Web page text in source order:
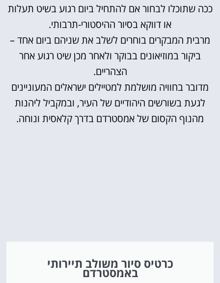
ככה שתוכלו לבחור אם להתחיל ביום רגוע בשיט תעלות
או דווקא בסיור ההיסטורי-תרבותי.
מרבית המבקרים בוחרים לשלב את שניהם ביום אחד –
ביקור במוזיאונים בבוקר ולאחר מכן שיט רגוע אחר
הצהריים.
מדובר בחוויה מושלמת למטיילים ישראלים המעוניינים
לגעת בשורשים היהודיים של העיר, ובמקביל ליהנות
מהנוף הקסום של אמסטרדם בדרך קלאסית ונוחה.
כרטיס סיור משולב תיירותי
באמסטרדם